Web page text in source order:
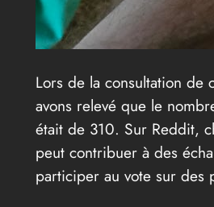
Lors de la consultation de
avons relevé que le
était de 310. Sur Reddit,
peut contribuer à des
participer au vote sur des